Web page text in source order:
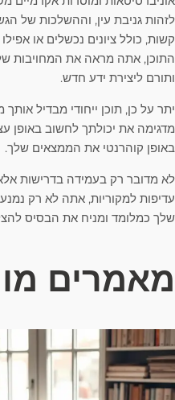
לזהות גניבת עין, וההשלכות של
קשות, כולל ציונים נכשלים או
התוכן, אתה מראה את המחויבות
ותורם ליצירת ידע חדש.
יתר על כן, תוכן ייחודי מבדיל
מדגימה את יכולתך לחשוב באופן
באופן קוהרנטי את הממצאים שלך.
לא מדובר רק בעמידה בדרישות
עדיפות למקוריות, אתה לא רק
שלך כמלומד ומניח את הבסיס
מאמרים